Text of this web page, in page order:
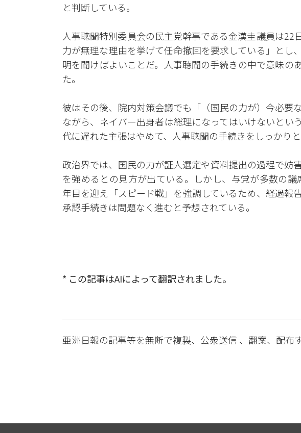
と判断している。
人事聴聞特別委員会の民主党幹事である金漢圭議員は22
力が無理な理由を挙げて任命撤回を要求している」とし
明を聞けばよいことだ。人事聴聞の手続きの中で意味の
た。
彼はその後、院内対策会議でも「（国民の力が）今必要
ながら、ネイバー出身者は総理になってはいけないとい
代に遅れた主張はやめて、人事聴聞の手続きをしっかり
政治界では、国民の力が証人選定や資料提出の過程で妨
を強めるとの見方が出ている。しかし、与党が多数の
年目を迎え「スピード戦」を強調しているため、経過報
承認手続きは問題なく進むと予想されている。
* この記事はAIによって翻訳されました。
亜洲日報の記事等を無断で複製、公衆送信 、翻案、配布